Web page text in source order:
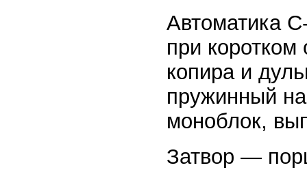
Автоматика
при коротком
копира и
пружинный
моноблок,
Затвор —